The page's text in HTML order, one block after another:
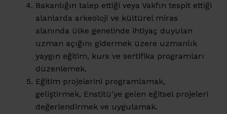
Bakanlığın talep ettiği veya Vakfın tespit ettiği
alanlarda arkeoloji ve kültürel miras
alanında ülke genelinde ihtiyaç duyulan
uzman açığını gidermek üzere uzmanlık
yaygın eğitim, kurs ve sertifika programları
düzenlemek.
Eğitim projelerini programlamak,
geliştirmek, Enstitü’ye gelen eğitsel projeleri
değerlendirmek ve uygulamak.